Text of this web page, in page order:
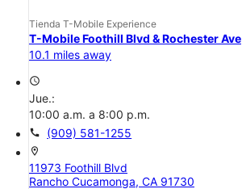
Tienda T-Mobile Experience
T-Mobile Foothill Blvd & Rochester Ave
10.1 miles away
access_time
Jue.:
10:00 a.m. a 8:00 p.m.
call (909) 581-1255
location_on
11973 Foothill Blvd
Rancho Cucamonga, CA 91730